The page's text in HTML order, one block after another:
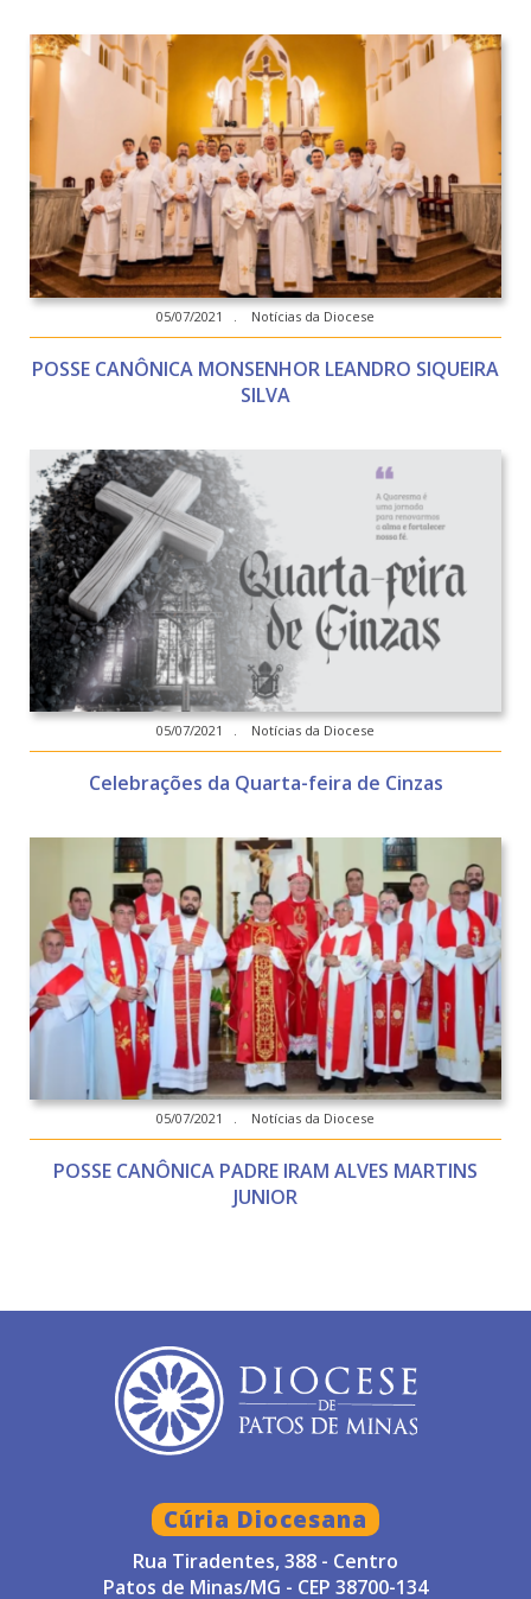
05/07/2021 . Notícias da Diocese
POSSE CANÔNICA MONSENHOR LEANDRO SIQUEIRA
SILVA
05/07/2021 . Notícias da Diocese
Celebrações da Quarta-feira de Cinzas
05/07/2021 . Notícias da Diocese
POSSE CANÔNICA PADRE IRAM ALVES MARTINS
JUNIOR
Cúria Diocesana
Rua Tiradentes, 388 - Centro
Patos de Minas/MG - CEP 38700-134